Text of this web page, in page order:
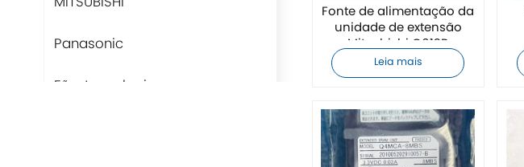
Panasonic
Fãs-tecnologia
Fonte de alimentação da
unidade de extensão
Mitsubishi Q612B
totalmente nova
Leia mais